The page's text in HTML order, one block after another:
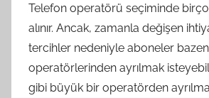
Telefon operatörü seçiminde
alınır. Ancak, zamanla değişen
tercihler nedeniyle aboneler
operatörlerinden ayrılmak
gibi büyük bir operatörden